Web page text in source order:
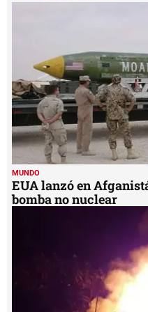
MUNDO
EUA lanzó en
bomba no nuclear